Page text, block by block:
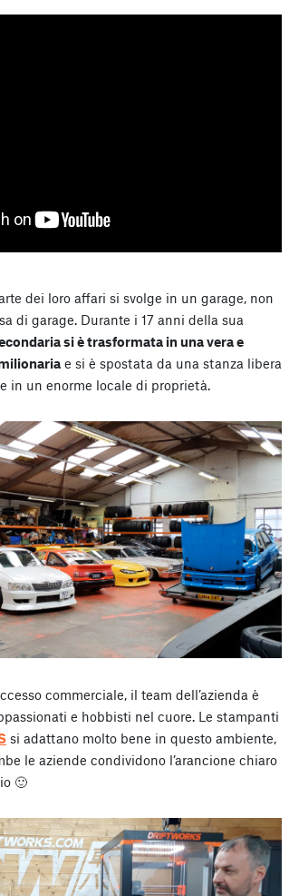
dei loro affari si svolge in un garage, non
di garage. Durante i 17 anni della sua
si è trasformata in una vera e
e si è spostata da una stanza libera
in un enorme locale di proprietà.
commerciale, il team dell’azienda è
e hobbisti nel cuore. Le stampanti
si adattano molto bene in questo ambiente,
le aziende condividono l’arancione chiaro
🙂